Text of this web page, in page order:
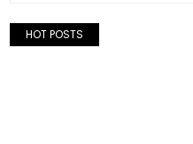
HOT POSTS